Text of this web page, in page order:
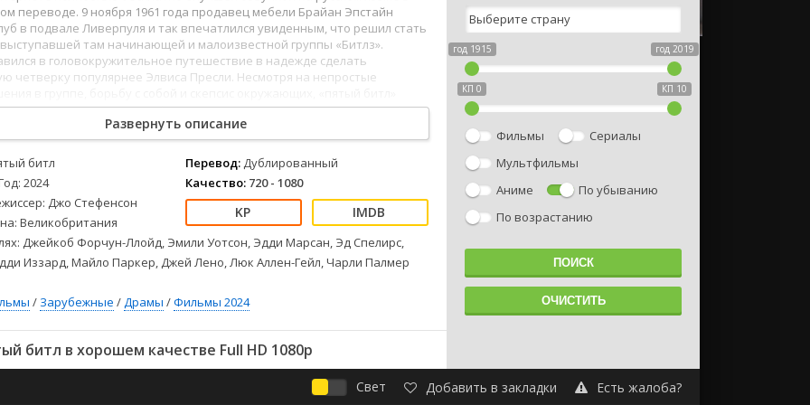
Детские
Драмы
Комедии
Спорт
Триллеры
Ужасы
2022
2021
Зарубежные
Фильмы из соцетей
переводе. 9 ноября 1961 года продавец мебели Брайан Эпстайн
в подвале Ливерпуля и так впечатлился увиденным, что решил стать
там начинающей и малоизвестной группы «Битлз».
в головокружительное путешествие в надежде сделать
четверку популярнее Элвиса Пресли. Несмотря на непростые
невыполнимую задачу - объединить человечество через мир, любовь
и создал мировой феномен.Развернуть описание
битл
2024
Джо Стефенсон
Великобритания
Перевод: Дублированный
Качество: 720 - 1080
Джейкоб Форчун-Ллойд, Эмили Уотсон, Эдди Марсан, Эд Спелирс,
Иззард, Майло Паркер, Джей Лено, Люк Аллен-Гейл, Чарли Палмер
/ Зарубежные /Драмы /Фильмы 2024
битл в хорошем качестве Full HD 1080p
год 1915 год 2019
КП 0 КП 10
Фильмы
Сериалы
Мультфильмы
Аниме
По убыванию
По возрастанию
Свет Добавить в закладки Есть жалоба?